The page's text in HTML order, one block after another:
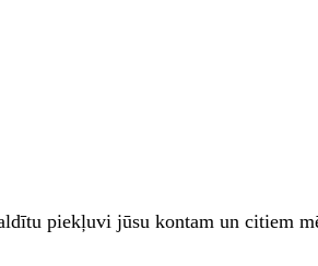
piekļuvi jūsu kontam un citiem